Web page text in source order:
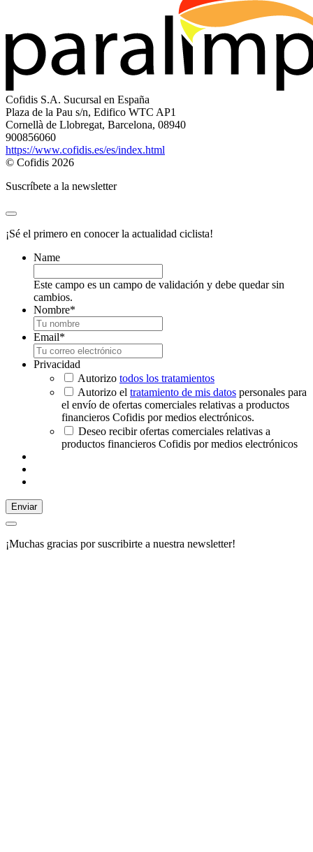
Cofidis S.A. Sucursal en España
Plaza de la Pau s/n, Edifico WTC AP1
Cornellà de Llobregat, Barcelona, 08940
900856060
https://www.cofidis.es/es/index.html
© Cofidis 2026
Suscríbete a la newsletter
¡Sé el primero en conocer la actualidad ciclista!
Name
Este campo es un campo de validación y debe quedar sin
cambios.
Nombre*
Email*
Privacidad
Autorizo todos los tratamientos
Autorizo el tratamiento de mis datos personales para
el envío de ofertas comerciales relativas a productos
financieros Cofidis por medios electrónicos.
Deseo recibir ofertas comerciales relativas a
productos financieros Cofidis por medios electrónicos
Enviar
¡Muchas gracias por suscribirte a nuestra newsletter!